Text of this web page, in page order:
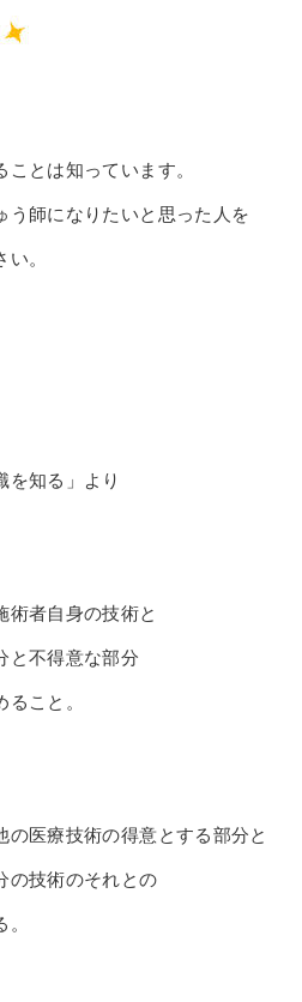
とは知っています。
う師になりたいと思った人を
。
を知る」より
術者自身の技術と
と不得意な部分
こと。
の医療技術の得意とする部分と
の技術のそれとの